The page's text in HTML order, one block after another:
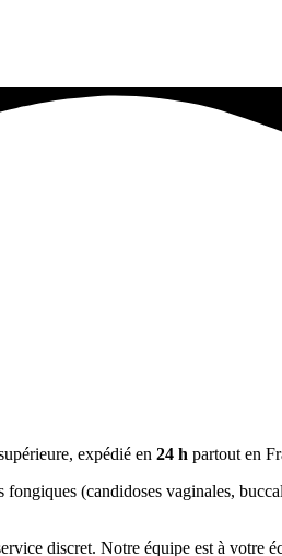
expédié en 24 h partout en
(candidoses vaginales,
discret. Notre équipe est à votre